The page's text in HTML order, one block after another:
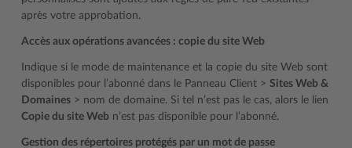
après votre approbation.
Accès aux opérations avancées : copie du site Web
Indique si le mode de maintenance et la copie du site Web sont
disponibles pour l’abonné dans le Panneau Client > Sites Web &
Domaines > nom de domaine. Si tel n’est pas le cas, alors le lien
Copie du site Web n’est pas disponible pour l’abonné.
Gestion des répertoires protégés par un mot de passe